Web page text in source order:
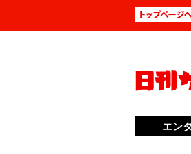
エン